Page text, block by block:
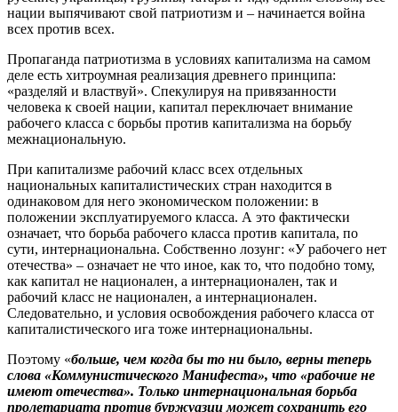
нации выпячивают свой патриотизм и – начинается война
всех против всех.
Пропаганда патриотизма в условиях капитализма на самом
деле есть хитроумная реализация древнего принципа:
«разделяй и властвуй». Спекулируя на привязанности
человека к своей нации, капитал переключает внимание
рабочего класса с борьбы против капитализма на борьбу
межнациональную.
При капитализме рабочий класс всех отдельных
национальных капиталистических стран находится в
одинаковом для него экономическом положении: в
положении эксплуатируемого класса. А это фактически
означает, что борьба рабочего класса против капитала, по
сути, интернациональна. Собственно лозунг: «У рабочего нет
отечества» – означает не что иное, как то, что подобно тому,
как капитал не национален, а интернационален, так и
рабочий класс не национален, а интернационален.
Следовательно, и условия освобождения рабочего класса от
капиталистического ига тоже интернациональны.
Поэтому «больше, чем когда бы то ни было, верны теперь
слова «Коммунистического Манифеста», что «рабочие не
имеют отечества». Только интернациональная борьба
пролетариата против буржуазии может сохранить его